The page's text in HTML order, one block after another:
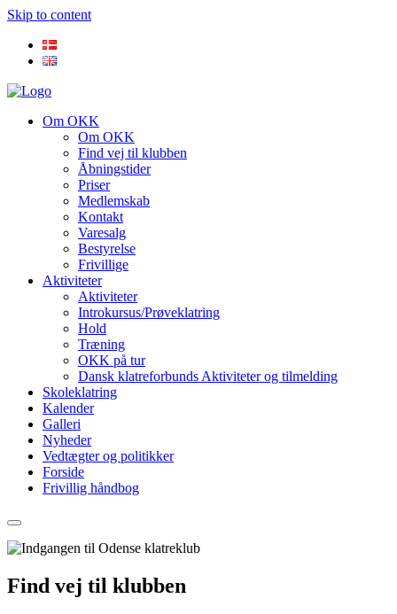
Skip to content
Om OKK
Om OKK
Find vej til klubben
Åbningstider
Priser
Medlemskab
Kontakt
Varesalg
Bestyrelse
Frivillige
Aktiviteter
Aktiviteter
Introkursus/Prøveklatring
Hold
Træning
OKK på tur
Dansk klatreforbunds Aktiviteter og tilmelding
Skoleklatring
Kalender
Galleri
Nyheder
Vedtægter og politikker
Forside
Frivillig håndbog
Find vej til klubben